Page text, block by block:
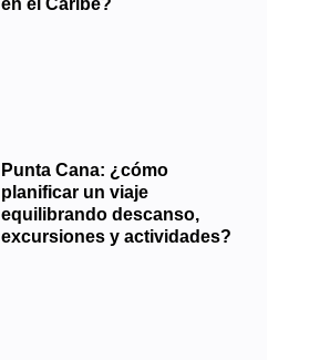
en el Caribe?
Punta Cana: ¿cómo
planificar un viaje
equilibrando descanso,
excursiones y actividades?